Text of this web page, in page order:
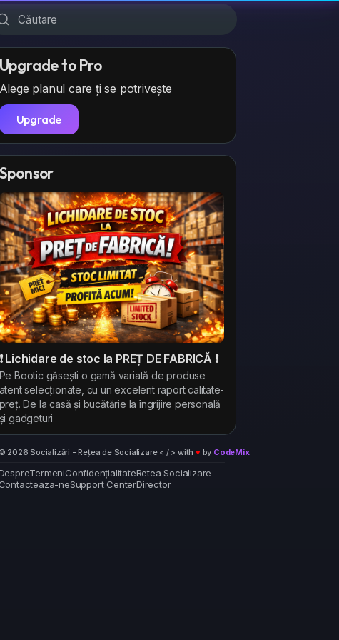
Upgrade to Pro
Alege planul care ți se potrivește
Upgrade
Sponsor
❗ Lichidare de stoc la PREȚ DE FABRICĂ ❗
Pe Bootic găsești o gamă variată de produse
atent selecționate, cu un excelent raport calitate-
preț. De la casă și bucătărie la îngrijire personală
și gadgeturi
© 2026 Socializări - Rețea de Socializare < / > with ♥ by CodeMix
TermeniConfidențialitateRetea Socializare
Contacteaza-neSupport CenterDirector